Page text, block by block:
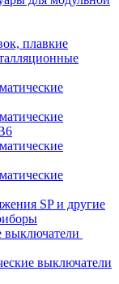
плавкие
SP и другие
выключатели
выключатели